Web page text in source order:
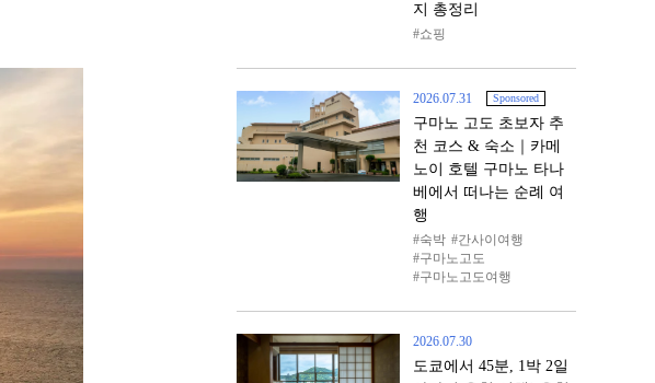
지 총정리
쇼핑
2026.07.31 Sponsored
구마노 고도 초보자 추
천 코스 & 숙소｜카메
노이 호텔 구마노 타나
베에서 떠나는 순례 여
행
숙박
간사이여행
구마노고도
구마노고도여행
2026.07.30
도쿄에서 45분, 1박 2일